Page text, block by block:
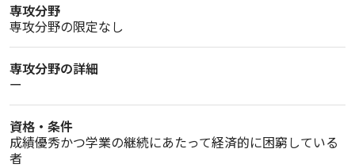
専攻分野
専攻分野の限定なし
専攻分野の詳細
ー
資格・条件
成績優秀かつ学業の継続にあたって経済的に困窮している
者